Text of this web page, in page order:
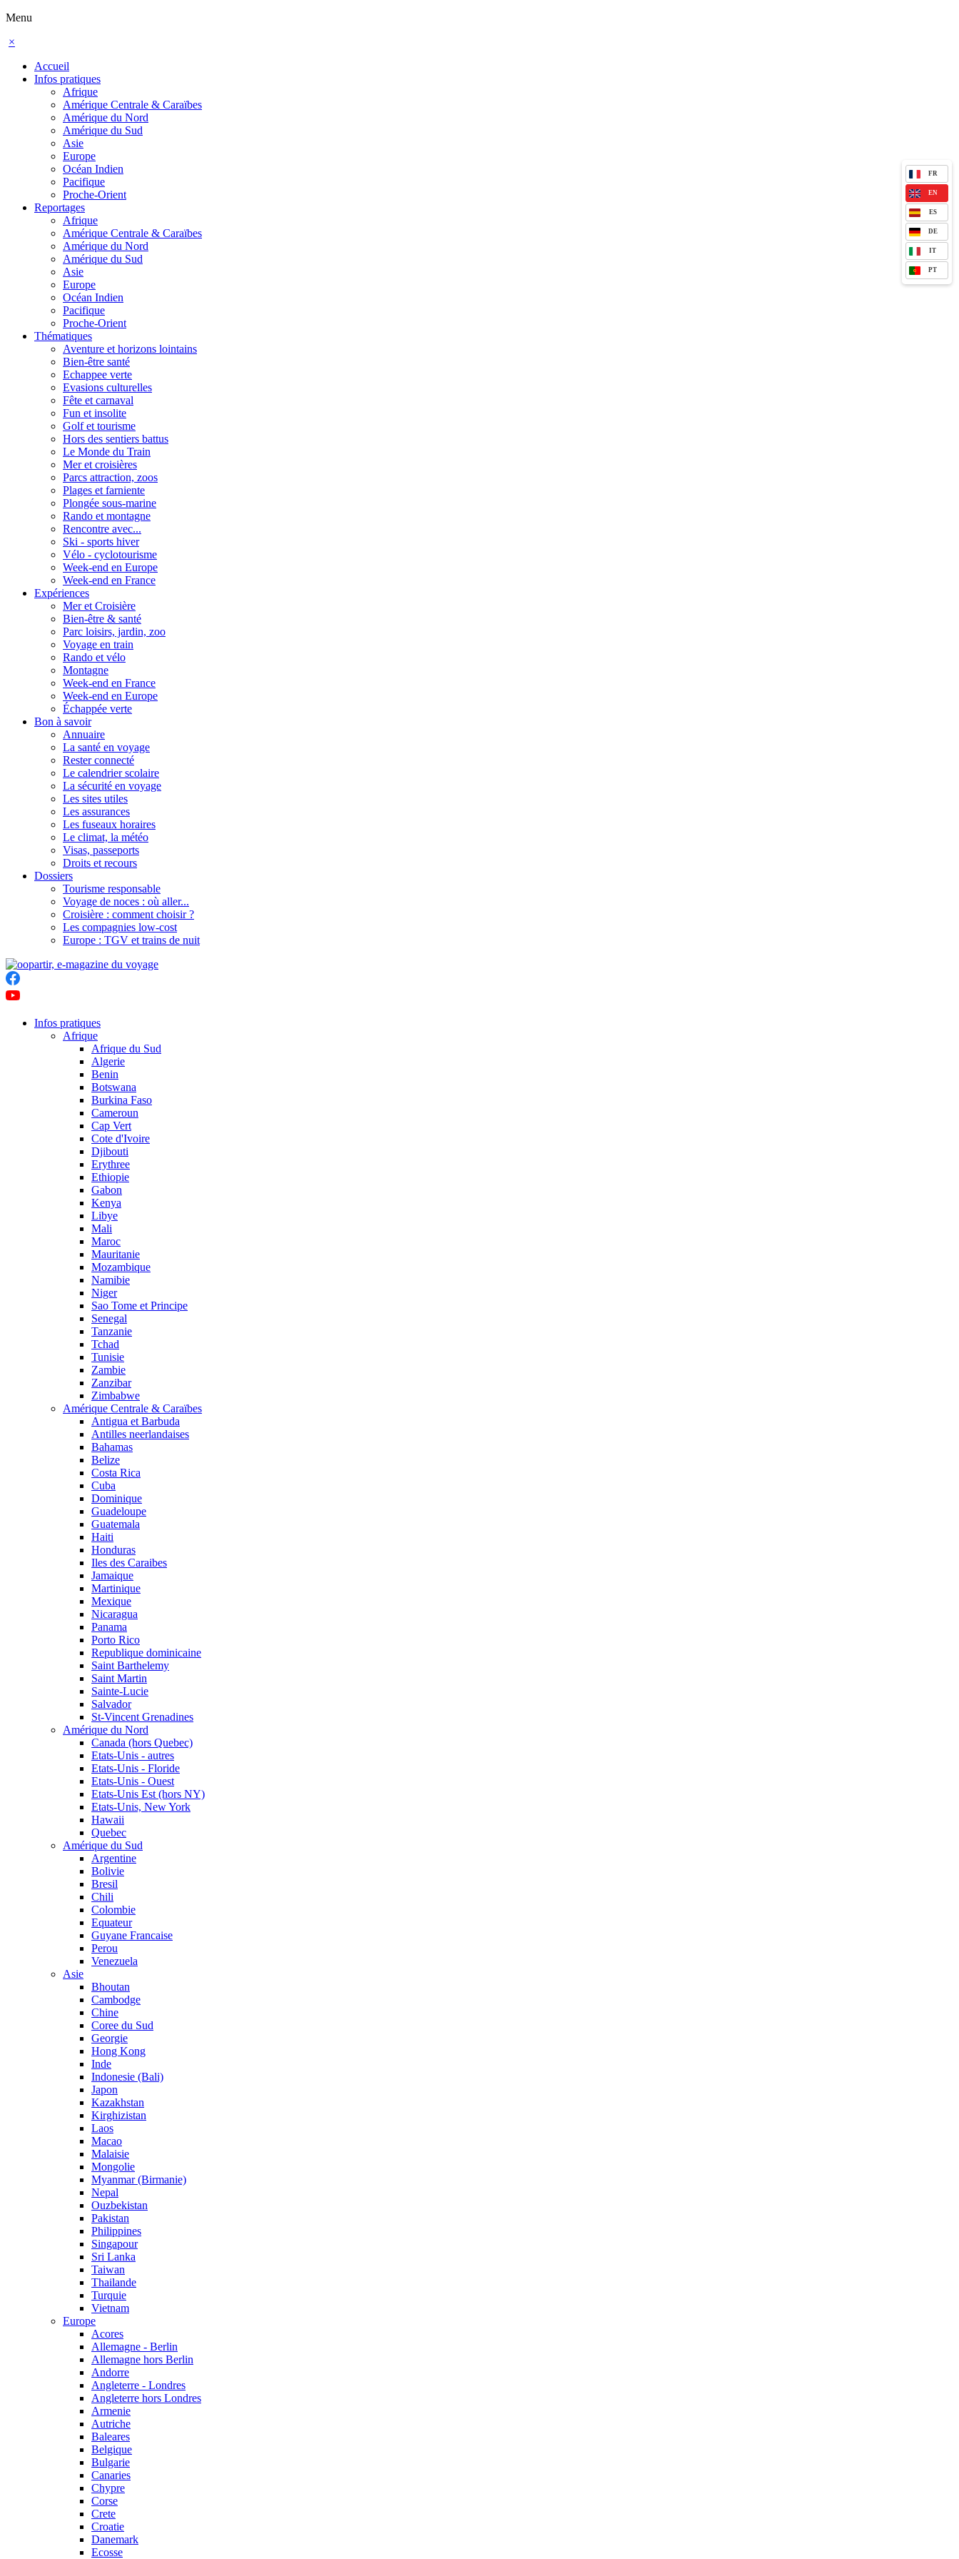
Menu
×
Accueil
Infos pratiques
Afrique
Amérique Centrale & Caraïbes
Amérique du Nord
Amérique du Sud
Asie
Europe
Océan Indien
Pacifique
Proche-Orient
Reportages
Afrique
Amérique Centrale & Caraïbes
Amérique du Nord
Amérique du Sud
Asie
Europe
Océan Indien
Pacifique
Proche-Orient
Thématiques
Aventure et horizons lointains
Bien-être santé
Echappee verte
Evasions culturelles
Fête et carnaval
Fun et insolite
Golf et tourisme
Hors des sentiers battus
Le Monde du Train
Mer et croisières
Parcs attraction, zoos
Plages et farniente
Plongée sous-marine
Rando et montagne
Rencontre avec...
Ski - sports hiver
Vélo - cyclotourisme
Week-end en Europe
Week-end en France
Expériences
Mer et Croisière
Bien-être & santé
Parc loisirs, jardin, zoo
Voyage en train
Rando et vélo
Montagne
Week-end en France
Week-end en Europe
Échappée verte
Bon à savoir
Annuaire
La santé en voyage
Rester connecté
Le calendrier scolaire
La sécurité en voyage
Les sites utiles
Les assurances
Les fuseaux horaires
Le climat, la météo
Visas, passeports
Droits et recours
Dossiers
Tourisme responsable
Voyage de noces : où aller...
Croisière : comment choisir ?
Les compagnies low-cost
Europe : TGV et trains de nuit
FR
EN
ES
DE
IT
PT
Infos pratiques
Afrique
Afrique du Sud
Algerie
Benin
Botswana
Burkina Faso
Cameroun
Cap Vert
Cote d'Ivoire
Djibouti
Erythree
Ethiopie
Gabon
Kenya
Libye
Mali
Maroc
Mauritanie
Mozambique
Namibie
Niger
Sao Tome et Principe
Senegal
Tanzanie
Tchad
Tunisie
Zambie
Zanzibar
Zimbabwe
Amérique Centrale & Caraïbes
Antigua et Barbuda
Antilles neerlandaises
Bahamas
Belize
Costa Rica
Cuba
Dominique
Guadeloupe
Guatemala
Haiti
Honduras
Iles des Caraibes
Jamaique
Martinique
Mexique
Nicaragua
Panama
Porto Rico
Republique dominicaine
Saint Barthelemy
Saint Martin
Sainte-Lucie
Salvador
St-Vincent Grenadines
Amérique du Nord
Canada (hors Quebec)
Etats-Unis - autres
Etats-Unis - Floride
Etats-Unis - Ouest
Etats-Unis Est (hors NY)
Etats-Unis, New York
Hawaii
Quebec
Amérique du Sud
Argentine
Bolivie
Bresil
Chili
Colombie
Equateur
Guyane Francaise
Perou
Venezuela
Asie
Bhoutan
Cambodge
Chine
Coree du Sud
Georgie
Hong Kong
Inde
Indonesie (Bali)
Japon
Kazakhstan
Kirghizistan
Laos
Macao
Malaisie
Mongolie
Myanmar (Birmanie)
Nepal
Ouzbekistan
Pakistan
Philippines
Singapour
Sri Lanka
Taiwan
Thailande
Turquie
Vietnam
Europe
Acores
Allemagne - Berlin
Allemagne hors Berlin
Andorre
Angleterre - Londres
Angleterre hors Londres
Armenie
Autriche
Baleares
Belgique
Bulgarie
Canaries
Chypre
Corse
Crete
Croatie
Danemark
Ecosse